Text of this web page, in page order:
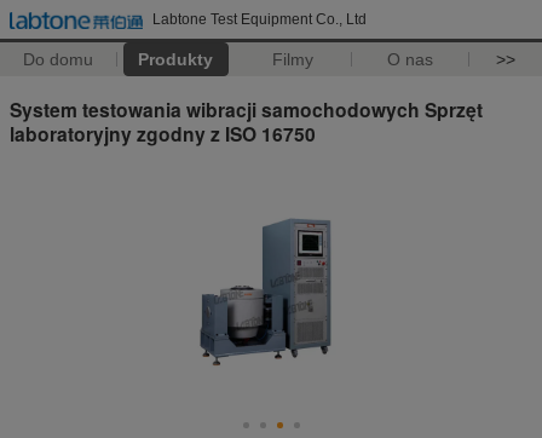
Labtone Test Equipment Co., Ltd
Do domu Produkty Filmy O nas >>
System testowania wibracji samochodowych Sprzęt
laboratoryjny zgodny z ISO 16750